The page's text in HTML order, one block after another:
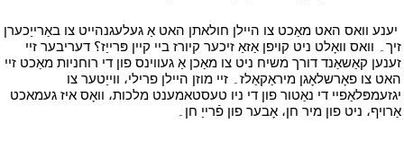
יענע וואס האט מאַכט צו היילן חולאתן האט אַ געלעגנהייט צו באַרייַכערן
זיך۔ וואס וואָלט ניט קויפן אַזאַ זיכער קיורז ביי קיין פּרייַז؟ דעריבער זיי
זענען קאַשאַנד דורך משיח ניט צו מאַכן אַ געווינס פון די רוחניות מאַכט זיי
האט צו פאָרשלאָגן מיראַקאַלז۔ זיי מוזן היילן פרילי، ווייַטער צו
יגזעמפּלאַפיי די נאַטור פון די ניו טעסטאמענט מלכות، וואָס איז געמאכט
אַרויף، ניט פון מיר חן، אָבער פון פֿרייַ חן۔